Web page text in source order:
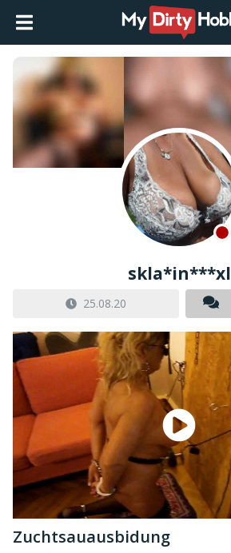
skla*in***xl
25.08.20
Zuchtsauausbidung